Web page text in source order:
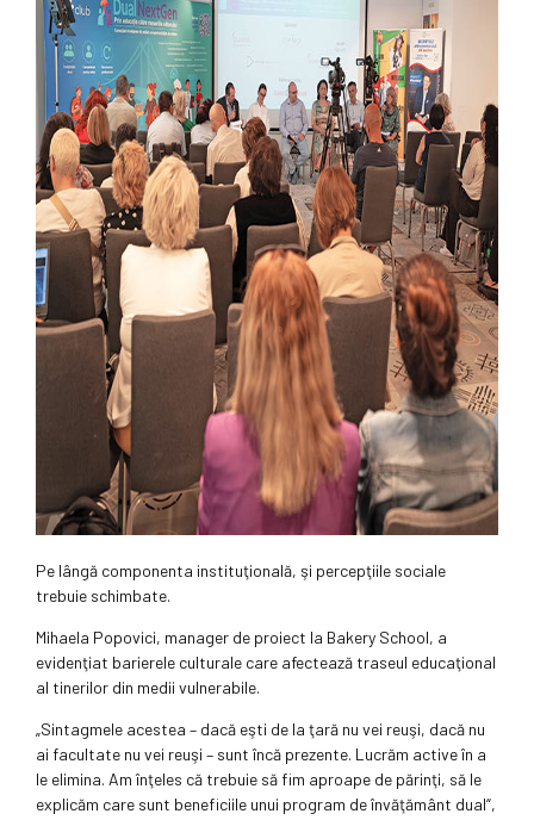
Pe lângă componenta instituţională, şi percepţiile sociale
trebuie schimbate.
Mihaela Popovici, manager de proiect la Bakery School, a
evidenţiat barierele culturale care afectează traseul educaţional
al tinerilor din medii vulnerabile.
„Sintagmele acestea – dacă eşti de la ţară nu vei reuşi, dacă nu
ai facultate nu vei reuşi – sunt încă prezente. Lucrăm active în a
le elimina. Am înţeles că trebuie să fim aproape de părinţi, să le
explicăm care sunt beneficiile unui program de învăţământ dual“,